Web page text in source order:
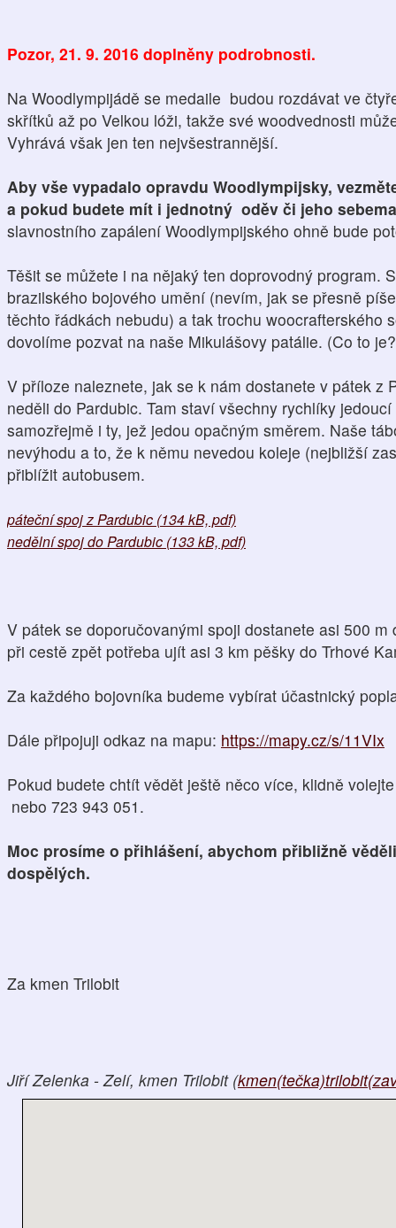
Pozor, 21. 9. 2016 doplněny podrobnosti.
Na Woodlympijádě se medaile budou rozdávat ve
skřítků až po Velkou lóži, takže své woodvednosti
Vyhrává však jen ten nejvšestrannější.
Aby vše vypadalo opravdu Woodlympijsky,
a pokud budete mít i jednotný oděv či jeho
slavnostního zapálení Woodlympijského ohně bude
Těšit se můžete i na nějaký ten doprovodný program.
brazilského bojového umění (nevím, jak se přesně
těchto řádkách nebudu) a tak trochu woocrafterského
dovolíme pozvat na naše Mikulášovy patálie. (Co to
V příloze naleznete, jak se k nám dostanete v pátek z
neděli do Pardubic. Tam staví všechny rychlíky
samozřejmě i ty, jež jedou opačným směrem. Naše
nevýhodu a to, že k němu nevedou koleje (nejbližší
přiblížit autobusem.
páteční spoj z Pardubic (134 kB, pdf)
nedělní spoj do Pardubic (133 kB, pdf)
V pátek se doporučovanými spoji dostanete asi 500
při cestě zpět potřeba ujít asi 3 km pěšky do Trhové
Za každého bojovníka budeme vybírat účastnický
Dále připojuji odkaz na mapu: https://mapy.cz/s/11VIx
Pokud budete chtít vědět ještě něco více, klidně
nebo 723 943 051.
Moc prosíme o přihlášení, abychom přibližně
dospělých.
Za kmen Trilobit
Jiří Zelenka - Zelí, kmen Trilobit (